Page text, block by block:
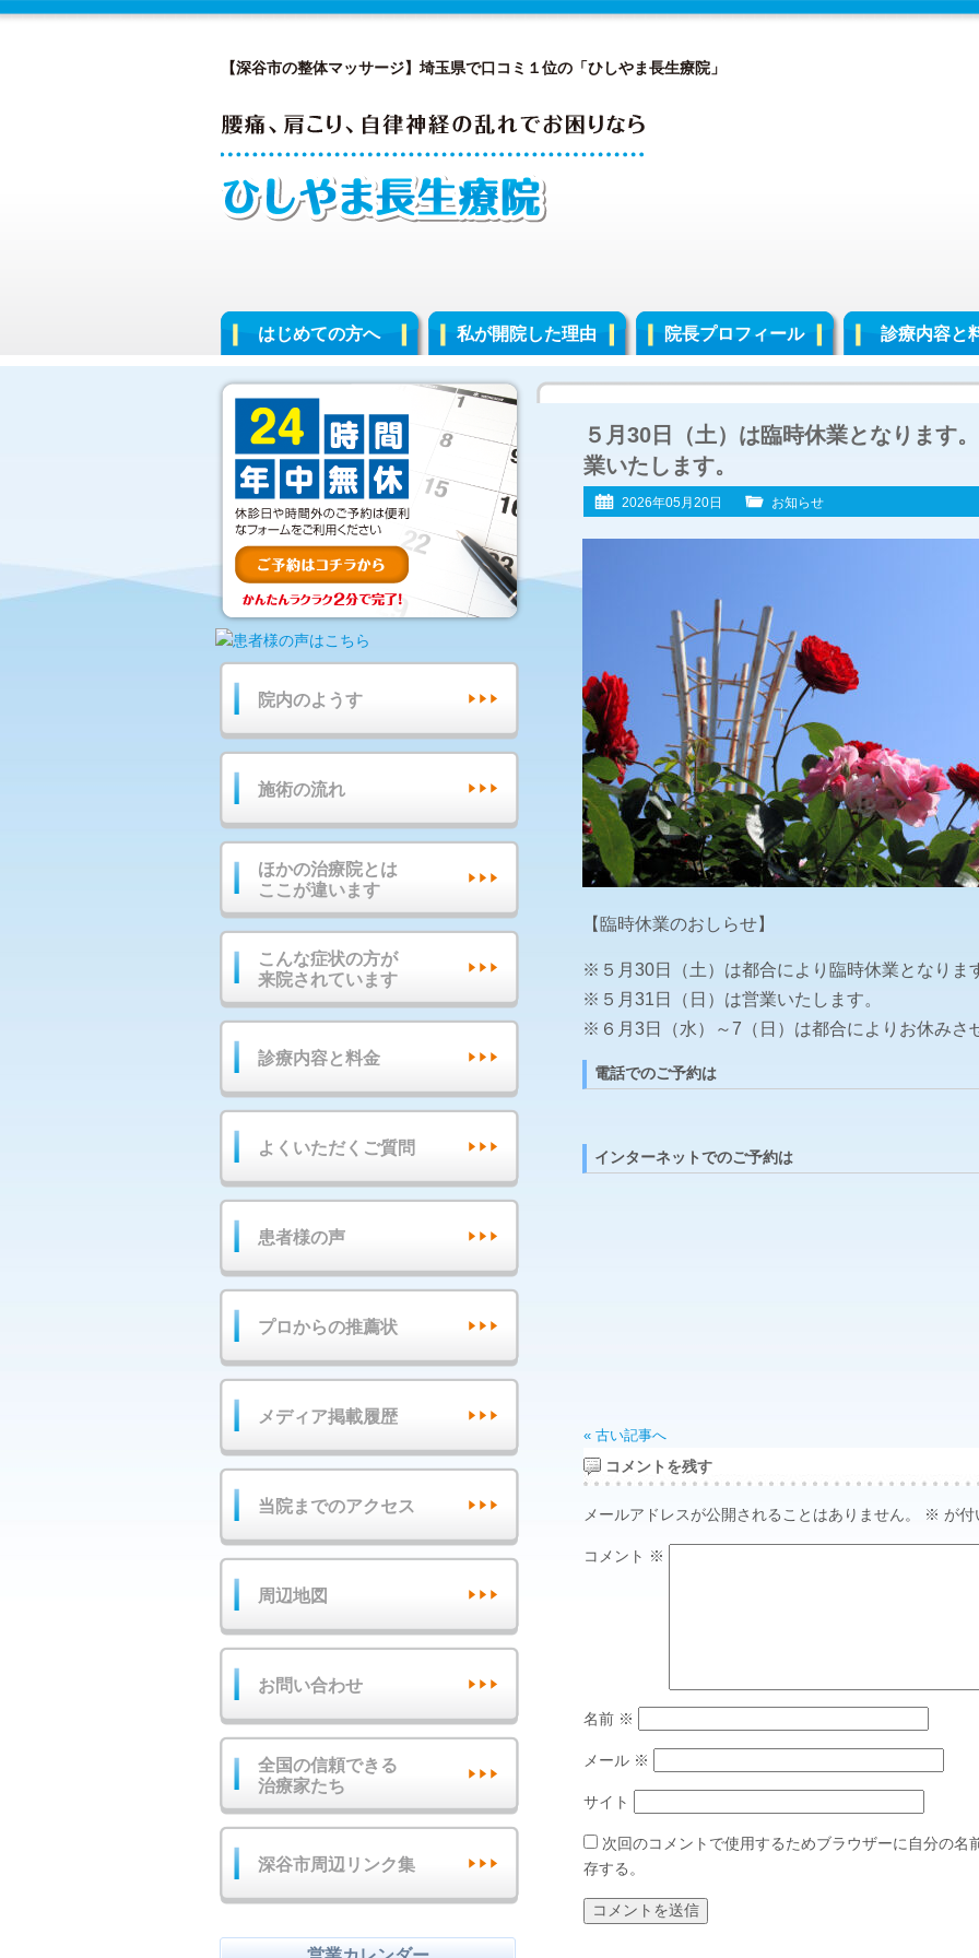
【深谷市の整体マッサージ】埼玉県で口コミ１位の「ひしやま長生療院」
はじめての方へ 私が開院した理由 院長プロフィール 診療内容と
５月30日（土）は臨時休業となります
業いたします。
2026年05月20日 お知らせ
【臨時休業のおしらせ】
※５月30日（土）は都合により臨時休業となりま
※５月31日（日）は営業いたします。
※６月3日（水）～7（日）は都合によりお休みさ
電話でのご予約は
インターネットでのご予約は
« 古い記事へ
コメントを残す
メールアドレスが公開されることはありません。 ※ が付
コメント ※
名前 ※
メール ※
サイト
次回のコメントで使用するためブラウザーに自分の名
存する。
院内のようす
施術の流れ
ほかの治療院とは
ここが違います
こんな症状の方が
来院されています
診療内容と料金
よくいただくご質問
患者様の声
プロからの推薦状
メディア掲載履歴
当院までのアクセス
周辺地図
お問い合わせ
全国の信頼できる
治療家たち
深谷市周辺リンク集